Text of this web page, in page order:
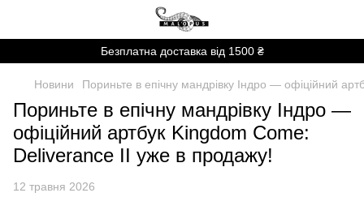
Безплатна доставка від 1500 ₴
Новини Пориньте в епічну мандрівку Індро — офіційний
Пориньте в епічну мандрівку Індро —
офіційний артбук Kingdom Come:
Deliverance II уже в продажу!
12 травня 2026